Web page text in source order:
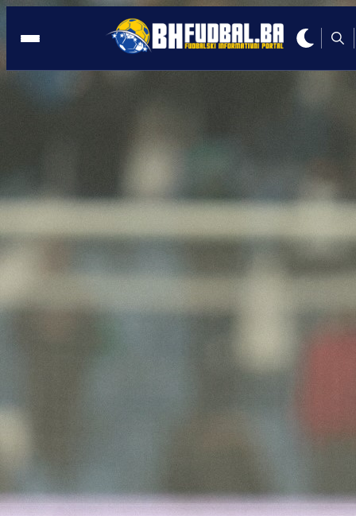
TRANSFER
15:44, 22.05.2026
Muharemović pred transferom
Inter dobio žestoku konkurenciju iz